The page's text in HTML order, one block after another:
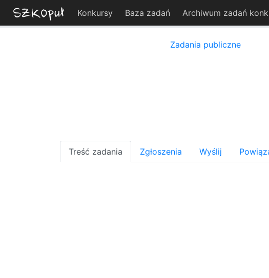
Konkursy Baza zadań Archiwum zadań
Zadania publiczne
Treść zadania Zgłoszenia Wyślij